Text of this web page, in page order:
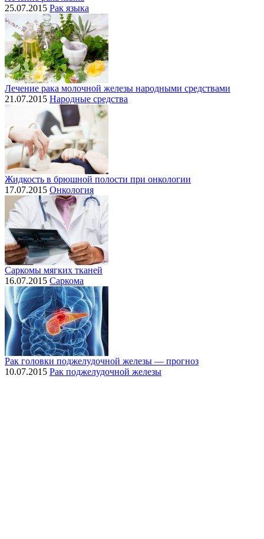
25.07.2015 Рак языка
Лечение рака молочной железы народными средствами
21.07.2015 Народные средства
Жидкость в брюшной полости при онкологии
17.07.2015 Онкология
Саркомы мягких тканей
16.07.2015 Саркома
Рак головки поджелудочной железы — прогноз
10.07.2015 Рак поджелудочной железы